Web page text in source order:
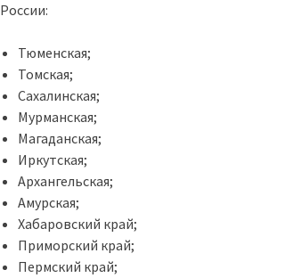
России:
Тюменская;
Томская;
Сахалинская;
Мурманская;
Магаданская;
Иркутская;
Архангельская;
Амурская;
Хабаровский край;
Приморский край;
Пермский край;